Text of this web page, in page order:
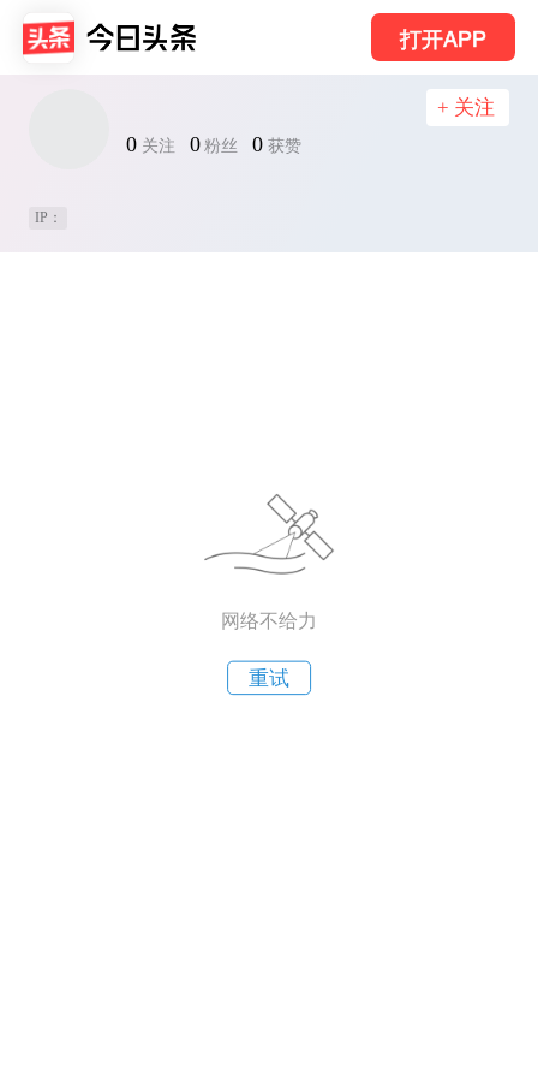
打开APP
0 关注 0 粉丝 0 获赞
+ 关注
IP：
网络不给力
重试